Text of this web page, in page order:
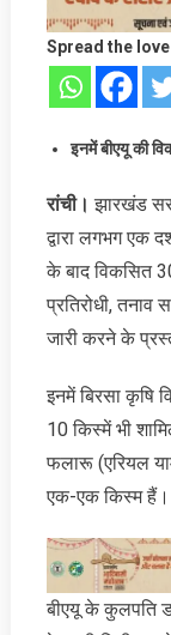
Spread the love
इनमें बीएयू की
रांची। झारखंड
द्वारा लगभग एक
के बाद विकसित
प्रतिरोधी,
जारी करने के
इनमें बिरसा कृषि
10 किस्में भी
फलारू (एरियल
एक-एक किस्म हैं।
बीएयू के कुलपति